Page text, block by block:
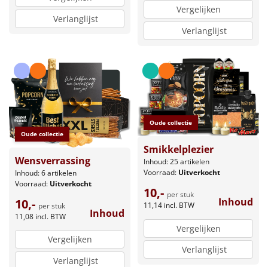
Verlanglijst
Vergelijken
Verlanglijst
Oude collectie
Wensverrassing
Inhoud: 6 artikelen
Voorraad: Uitverkocht
10,- per stuk
11,08 incl. BTW Inhoud
Vergelijken
Verlanglijst
Oude collectie
Smikkelplezier
Inhoud: 25 artikelen
Voorraad: Uitverkocht
10,- per stuk
11,14 incl. BTW Inhoud
Vergelijken
Verlanglijst